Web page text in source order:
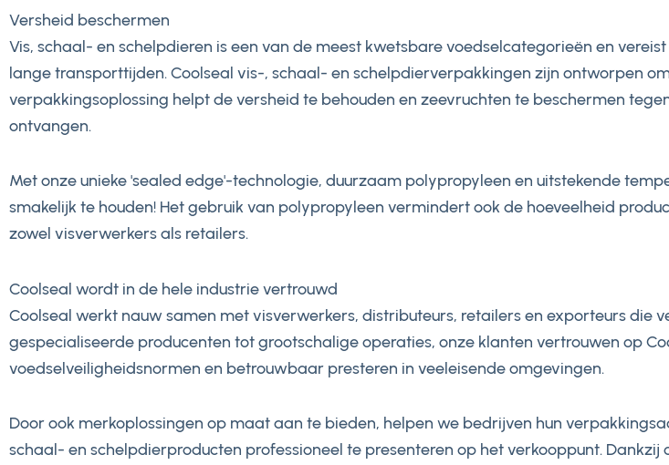
Versheid beschermen
Vis, schaal- en schelpdieren is een van de meest kwetsbare voedselcategorieën en
lange transporttijden. Coolseal vis-, schaal- en schelpdierverpakkingen zijn ontworpen
verpakkingsoplossing helpt de versheid te behouden en zeevruchten te beschermen
ontvangen.
Met onze unieke 'sealed edge'-technologie, duurzaam polypropyleen en uitstekende
smakelijk te houden! Het gebruik van polypropyleen vermindert ook de hoeveelheid
zowel visverwerkers als retailers.
Coolseal wordt in de hele industrie vertrouwd
Coolseal werkt nauw samen met visverwerkers, distributeurs, retailers en exporteurs die
gespecialiseerde producenten tot grootschalige operaties, onze klanten vertrouwen op
voedselveiligheidsnormen en betrouwbaar presteren in veeleisende omgevingen.
Door ook merkoplossingen op maat aan te bieden, helpen we bedrijven hun
schaal- en schelpdierproducten professioneel te presenteren op het verkooppunt.